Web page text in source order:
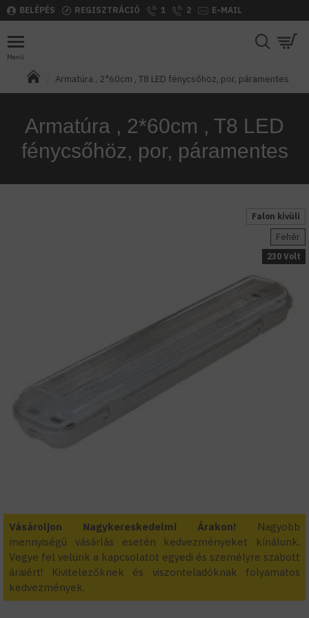
BELÉPÉS REGISZTRÁCIÓ 1 2 E-MAIL
Armatúra , 2*60cm , T8 LED fénycsőhöz, por, páramentes
Armatúra , 2*60cm , T8 LED
fénycsőhöz, por, páramentes
Falon kívüli
Fehér
230 Volt
Vásároljon Nagykereskedelmi Árakon!
Nagyobb
mennyiségű vásárlás esetén kedvezményeket kínálunk.
Vegye fel velünk a kapcsolatot egyedi és személyre szabott
áraiért! Kivitelezőknek és viszonteladóknak folyamatos
kedvezmények.